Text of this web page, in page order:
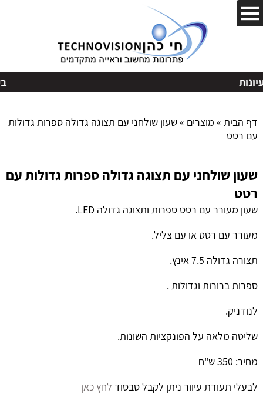
דף הבית» מוצרים »שעון שולחני עם תצוגה גדולה ספרות גדולות
עם רטט
שעון שולחני עם תצוגה גדולה ספרות גדולות עם
רטט
שעון מעורר עם רטט ספרות ותצוגה גדולה LED.
מעורר עם רטט או עם צליל.
תצורה גדולה 7.5 אינץ.
ספרות ברורות וגדולות .
לנודניק.
שליטה מלאה על הפונקציות השונות.
מחיר: 350 ש"ח
לבעלי תעודת עיוור ניתן לקבל סבסוד לחץ כאן